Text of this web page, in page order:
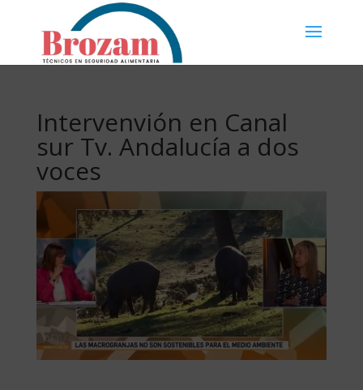
Intervenvión en Canal
sur Tv. Andalucía a dos
voces